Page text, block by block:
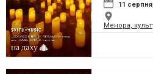
11
Менора,